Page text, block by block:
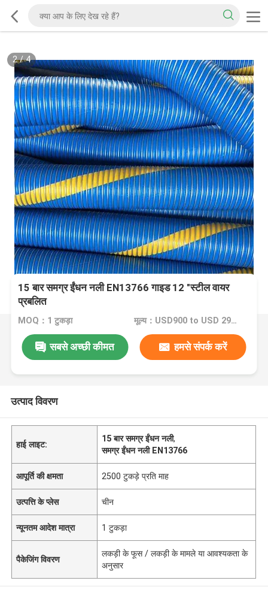
2/4
15 बार समग्र ईंधन नली EN13766 गाइड 12 "स्टील वायर
प्रबलित
MOQ：1 टुकड़ा मूल्य：USD900 to USD 2900 Per Piece
सबसे अच्छी कीमत हमसे संपर्क करें
उत्पाद विवरण
हाई लाइट:
15 बार समग्र ईंधन नली,
समग्र ईंधन नली EN13766
आपूर्ति की क्षमता 2500 टुकड़े प्रति माह
उत्पत्ति के प्लेस चीन
न्यूनतम आदेश मात्रा 1 टुकड़ा
पैकेजिंग विवरण
लकड़ी के फूस / लकड़ी के मामले या आवश्यकता के
अनुसार